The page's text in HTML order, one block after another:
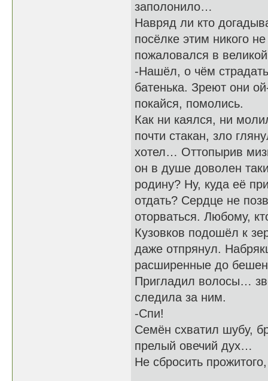
заполонило…
Навряд ли кто
посёлке этим никого
пожаловался в
-Нашёл, о чём
батенька. Зреют они
покайся, помолись.
Как ни каялся, ни
почти стакан, зло
хотел… Оттопырив
он в душе доволен
родину? Ну, куда её
отдать? Сердце не
оторваться. Любому,
Кузовков подошёл к
даже отпрянул.
расширенные до
Пригладил волосы…
следила за ним.
-Спи!
Семён схватил шубу,
прелый овечий дух…
Не сбросить